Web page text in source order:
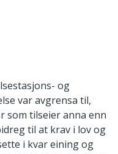
og
var avgrensa til,
som tilseier anna enn
til at krav i lov og
i kvar eining og